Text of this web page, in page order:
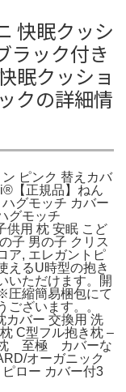
快眠クッシ
ラック付き
眠クッショ
クの詳細情
ピンク 替えカバ
【正規品】ねん
グモッチ カバー
グモッチ
供用 枕 安眠 こど
子 男の子 クリス
ア, エレガントピ
えるU時型の抱き
いただけます。開
圧縮簡易梱包にて
ざいます。。
カバー 交換用 洗
C型フル抱き枕 –
枕 至極 カバーな
オーガニック
ロー カバー付3